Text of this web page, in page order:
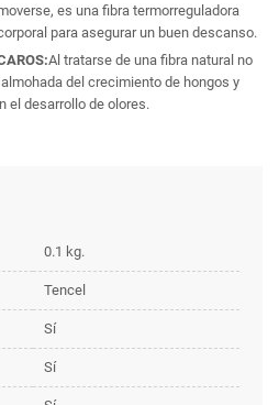
es una fibra termorreguladora
para asegurar un buen descanso.
Al tratarse de una fibra natural no
del crecimiento de hongos y
el desarrollo de olores.
0.1 kg.
Tencel
Sí
Sí